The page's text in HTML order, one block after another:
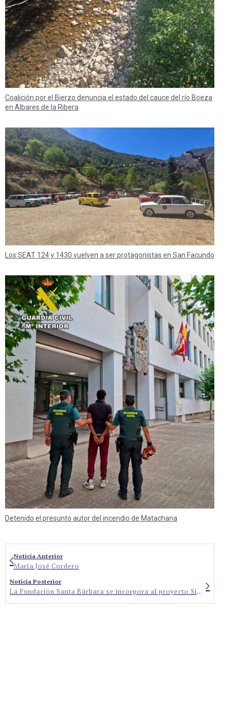
Coalición por el Bierzo denuncia el estado del cauce del río Boeza
en Albares de la Ribera
Los SEAT 124 y 1430 vuelven a ser protagonistas en San Facundo
Detenido el presunto autor del incendio de Matachana
Noticia Anterior
María José Cordero
Noticia Posterior
La Fundación Santa Bárbara se incorpora al proyecto Siphos para implementar un sistema inteligente de gunitado en túneles